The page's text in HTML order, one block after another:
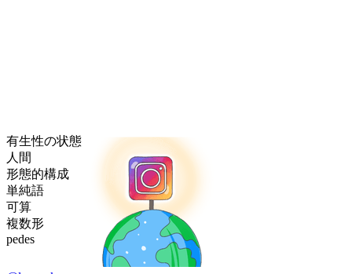
有生性の状態
人間
形態的構成
単純語
可算
複数形
pedes